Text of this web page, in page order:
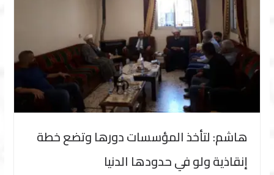
هاشم: لتأخذ المؤسسات دورها وتضع خطة
إنقاذية ولو في حدودها الدنيا